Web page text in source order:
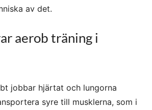
av det.
aerob träning i
jobbar hjärtat och lungorna
syre till musklerna, som i